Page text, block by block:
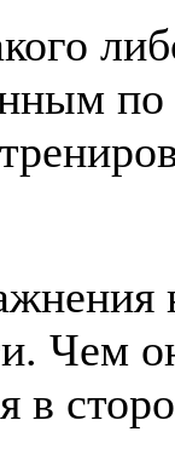
Чем
в